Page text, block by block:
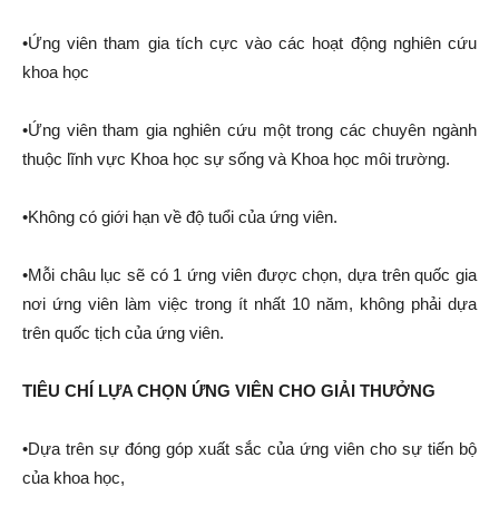
•Ứng viên tham gia tích cực vào các hoạt động nghiên cứu
khoa học
•Ứng viên tham gia nghiên cứu một trong các chuyên ngành
thuộc lĩnh vực Khoa học sự sống và Khoa học môi trường.
•Không có giới hạn về độ tuổi của ứng viên.
•Mỗi châu lục sẽ có 1 ứng viên được chọn, dựa trên quốc gia
nơi ứng viên làm việc trong ít nhất 10 năm, không phải dựa
trên quốc tịch của ứng viên.
TIÊU CHÍ LỰA CHỌN ỨNG VIÊN CHO GIẢI THƯỞNG
•Dựa trên sự đóng góp xuất sắc của ứng viên cho sự tiến bộ
của khoa học,